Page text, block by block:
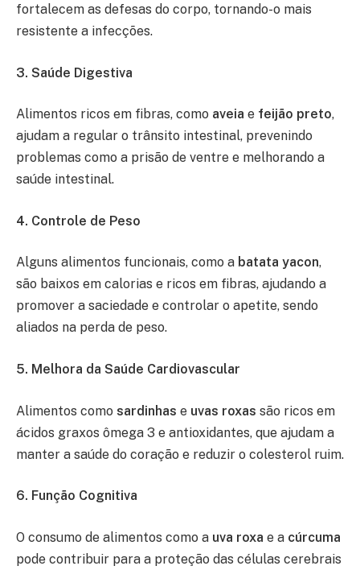
fortalecem as defesas do corpo, tornando-o mais
resistente a infecções.
3. Saúde Digestiva
Alimentos ricos em fibras, como aveia e feijão preto,
ajudam a regular o trânsito intestinal, prevenindo
problemas como a prisão de ventre e melhorando a
saúde intestinal.
4. Controle de Peso
Alguns alimentos funcionais, como a batata yacon,
são baixos em calorias e ricos em fibras, ajudando a
promover a saciedade e controlar o apetite, sendo
aliados na perda de peso.
5. Melhora da Saúde Cardiovascular
Alimentos como sardinhas e uvas roxas são ricos em
ácidos graxos ômega 3 e antioxidantes, que ajudam a
manter a saúde do coração e reduzir o colesterol ruim.
6. Função Cognitiva
O consumo de alimentos como a uva roxa e a cúrcuma
pode contribuir para a proteção das células cerebrais